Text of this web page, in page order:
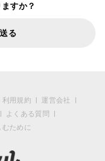
すか？
る
利用規約
運営会社
よくある質問
ために